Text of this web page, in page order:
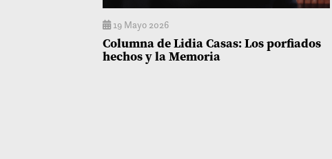
19 Mayo 2026
Columna de Lidia Casas: Los porfiados
hechos y la Memoria